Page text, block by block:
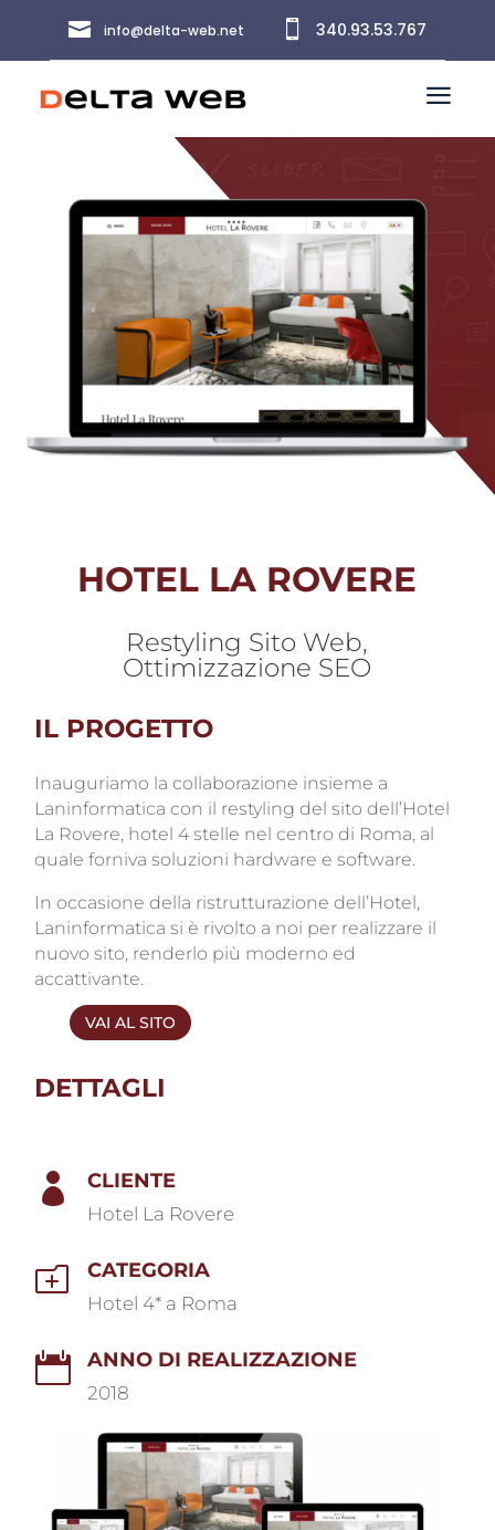
a
 info@delta-web.net  340.93.53.767
HOTEL LA ROVERE
Restyling Sito Web,
Ottimizzazione SEO
IL PROGETTO
Inauguriamo la collaborazione insieme a
Laninformatica con il restyling del sito dell’Hotel
La Rovere, hotel 4 stelle nel centro di Roma, al
quale forniva soluzioni hardware e software.
In occasione della ristrutturazione dell’Hotel,
Laninformatica si è rivolto a noi per realizzare il
nuovo sito, renderlo più moderno ed
accattivante.
VAI AL SITO
DETTAGLI
 CLIENTE
Hotel La Rovere
o CATEGORIA
Hotel 4* a Roma
 ANNO DI REALIZZAZIONE
2018